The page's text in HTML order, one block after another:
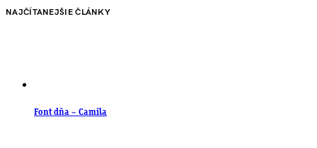
NAJČÍTANEJŠIE ČLÁNKY
Font dňa – Camila